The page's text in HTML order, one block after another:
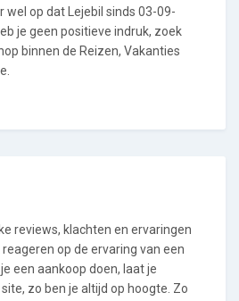
wel op dat Lejebil sinds 03-09-
je geen positieve indruk, zoek
binnen de Reizen, Vakanties
reviews, klachten en ervaringen
op de ervaring van een
een aankoop doen, laat je
zo ben je altijd op hoogte. Zo